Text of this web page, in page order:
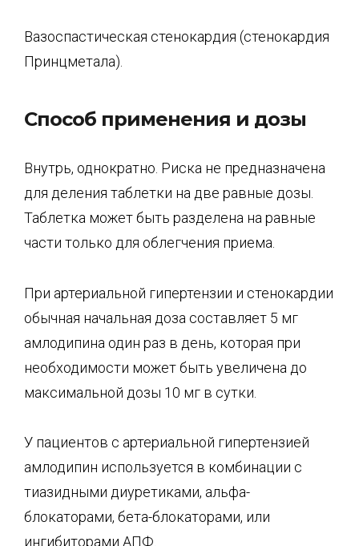
Вазоспастическая стенокардия (стенокардия
Принцметала).
Способ применения и дозы
Внутрь, однократно. Риска не предназначена
для деления таблетки на две равные дозы.
Таблетка может быть разделена на равные
части только для облегчения приема.
При артериальной гипертензии и стенокардии
обычная начальная доза составляет 5 мг
амлодипина один раз в день, которая при
необходимости может быть увеличена до
максимальной дозы 10 мг в сутки.
У пациентов с артериальной гипертензией
амлодипин используется в комбинации с
тиазидными диуретиками, альфа-
блокаторами, бета-блокаторами, или
ингибиторами АПФ.